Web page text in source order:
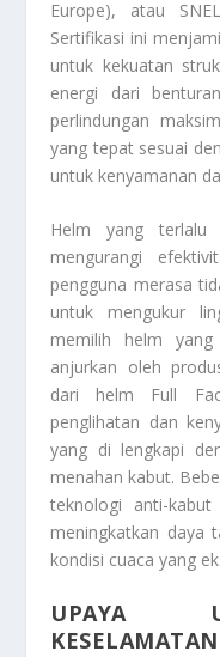
Europe), atau
Sertifikasi ini
untuk kekuatan
energi dari
perlindungan
yang tepat sesuai
untuk kenyamanan
Helm yang
mengurangi
pengguna merasa
untuk mengukur
memilih helm
anjurkan oleh
dari helm Full
penglihatan dan
yang di lengkapi
menahan kabut.
teknologi anti-
meningkatkan daya
kondisi cuaca yang
UPAYA